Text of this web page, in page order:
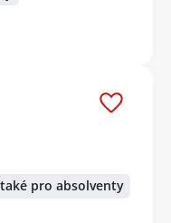
pro absolventy